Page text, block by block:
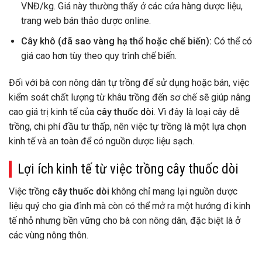
VNĐ/kg. Giá này thường thấy ở các cửa hàng dược liệu,
trang web bán thảo dược online.
Cây khô (đã sao vàng hạ thổ hoặc chế biến): Có thể có
giá cao hơn tùy theo quy trình chế biến.
Đối với bà con nông dân tự trồng để sử dụng hoặc bán, việc
kiểm soát chất lượng từ khâu trồng đến sơ chế sẽ giúp nâng
cao giá trị kinh tế của cây thuốc dòi. Vì đây là loại cây dễ
trồng, chi phí đầu tư thấp, nên việc tự trồng là một lựa chọn
kinh tế và an toàn để có nguồn dược liệu sạch.
Lợi ích kinh tế từ việc trồng cây thuốc dòi
Việc trồng cây thuốc dòi không chỉ mang lại nguồn dược
liệu quý cho gia đình mà còn có thể mở ra một hướng đi kinh
tế nhỏ nhưng bền vững cho bà con nông dân, đặc biệt là ở
các vùng nông thôn.